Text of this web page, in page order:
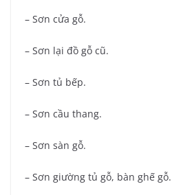
– Sơn cửa gỗ.
– Sơn lại đồ gỗ cũ.
– Sơn tủ bếp.
– Sơn cầu thang.
– Sơn sàn gỗ.
– Sơn giường tủ gỗ, bàn ghế gỗ.